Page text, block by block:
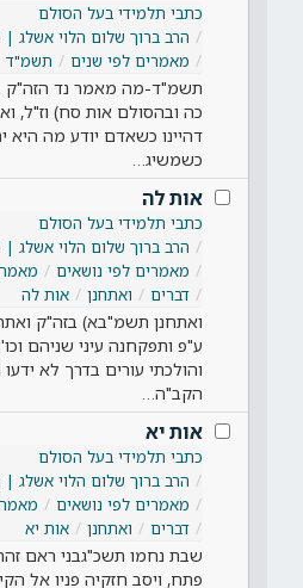
כתבי תלמידי בעל הסולם
הרב ברוך שלום הלוי אשלג
מאמרים לפי שנים
תשמ"ד-מה מאמר נד הזה"ק
כה ובהסולם אות סח) וז"ל,
דהיינו כשאדם יודע מה היא
כשמשיג…
אות לה
כתבי תלמידי בעל הסולם
הרב ברוך שלום הלוי אשלג
מאמרים לפי נושאים
דברים
ואתחנן אות לה
ואתחנן תשמ"בא) בזה"ק
ע"פ ותפקחנה עיני שניהם
והולכתי עורים בדרך לא ידעו
הקב"ה…
אות יא
כתבי תלמידי בעל הסולם
הרב ברוך שלום הלוי אשלג
מאמרים לפי נושאים
דברים
ואתחנן אות יא
שבת נחמו תשכ"גבני ראם
פתח, ויסב חזקיה פניו אל